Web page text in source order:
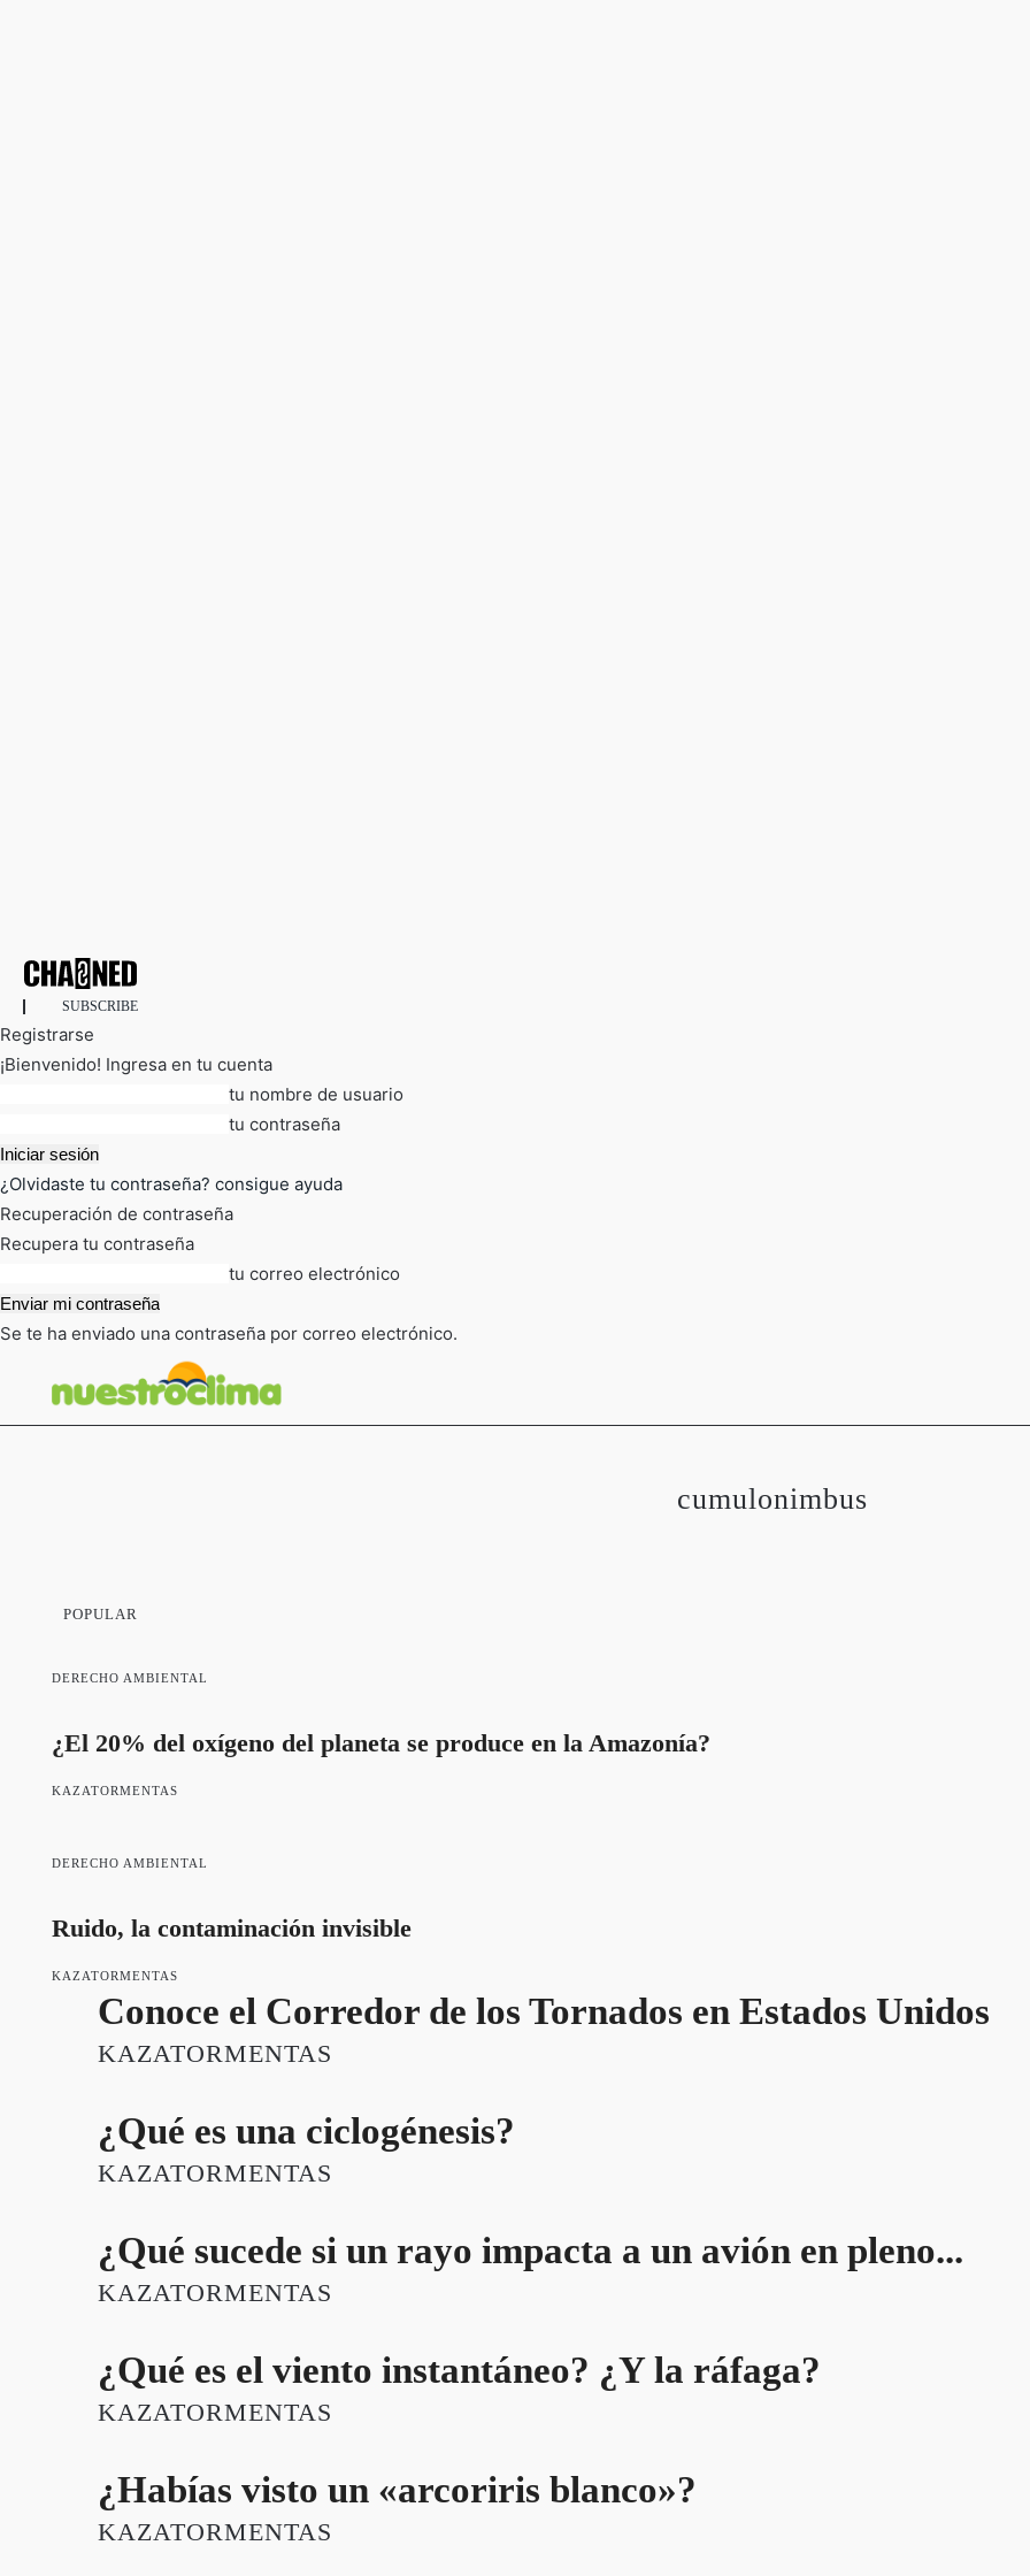
SUBSCRIBE
Registrarse
¡Bienvenido! Ingresa en tu cuenta
tu nombre de usuario
tu contraseña
¿Olvidaste tu contraseña? consigue ayuda
Recuperación de contraseña
Recupera tu contraseña
tu correo electrónico
Se te ha enviado una contraseña por correo electrónico.
cumulonimbus
POPULAR
DERECHO AMBIENTAL
¿El 20% del oxígeno del planeta se produce en la Amazonía?
KAZATORMENTAS
DERECHO AMBIENTAL
Ruido, la contaminación invisible
KAZATORMENTAS
Conoce el Corredor de los Tornados en Estados Unidos
KAZATORMENTAS
¿Qué es una ciclogénesis?
KAZATORMENTAS
¿Qué sucede si un rayo impacta a un avión en pleno...
KAZATORMENTAS
¿Qué es el viento instantáneo? ¿Y la ráfaga?
KAZATORMENTAS
¿Habías visto un «arcoriris blanco»?
KAZATORMENTAS